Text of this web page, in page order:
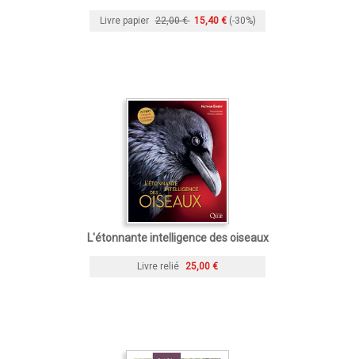
Livre papier 22,00 € 15,40 € (-30%)
L'étonnante intelligence des oiseaux
Livre relié 25,00 €